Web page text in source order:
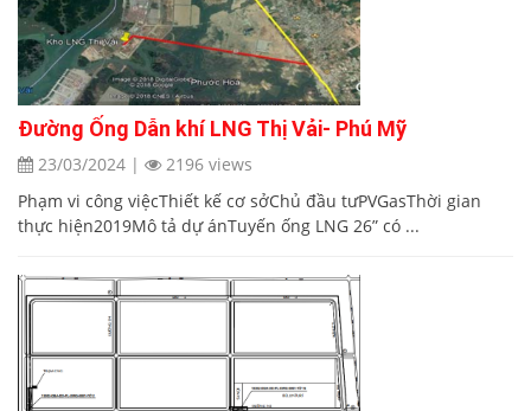
Đường Ống Dẫn khí LNG Thị Vải- Phú Mỹ
23/03/2024 |
2196 views
Phạm vi công việcThiết kế cơ sởChủ đầu tưPVGasThời gian
thực hiện2019Mô tả dự ánTuyến ống LNG 26” có ...